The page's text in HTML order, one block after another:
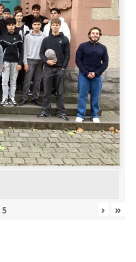
5 › »